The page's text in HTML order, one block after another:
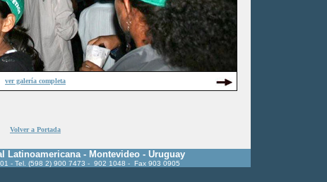
ver galería completa
Volver a Portada
Latinoamericana - Montevideo - Uruguay
- Tel. (598 2) 900 7473 - 902 1048 - Fax 903 0905